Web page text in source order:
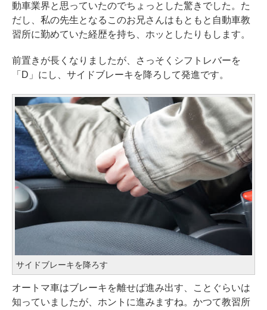
動車業界と思っていたのでちょっとした驚きでした。た
だし、私の先生となるこのお兄さんはもともと自動車教
習所に勤めていた経歴を持ち、ホッとしたりもします。
前置きが長くなりましたが、さっそくシフトレバーを
「D」にし、サイドブレーキを降ろして発進です。
サイドブレーキを降ろす
オートマ車はブレーキを離せば進み出す、ことぐらいは
知っていましたが、ホントに進みますね。かつて教習所